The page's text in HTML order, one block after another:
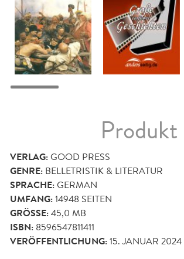
VERLAG:GOOD PRESS
GENRE: BELLETRISTIK & LITERATUR
SPRACHE:GERMAN
UMFANG:14948 SEITEN
GRÖSSE: 45,0 MB
ISBN: 8596547811411
VERÖFFENTLICHUNG:15. JANUAR 2024